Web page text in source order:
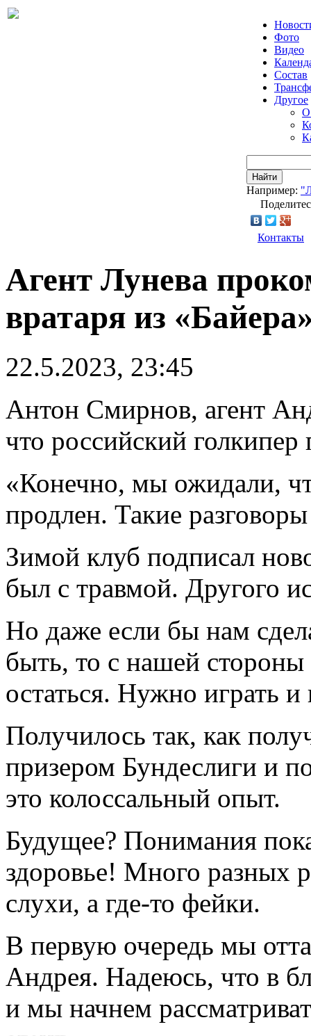
Фото
Видео
Состав
Другое
О
Найти
Например:
Контакты
Агент Лунева
вратаря из
22.5.2023, 23:45
Антон Смирнов, агент
что российский
«Конечно, мы ожидали,
продлeн. Такие
Зимой клуб подписал
был с травмой. Другого
Но даже если бы нам
быть, то с нашей
остаться. Нужно играть
Получилось так, как
призeром Бундеслиги и
это колоссальный опыт.
Будущее? Понимания
здоровье! Много разных
слухи, а где-то фейки.
В первую очередь мы
Андрея. Надеюсь, что в
и мы начнeм